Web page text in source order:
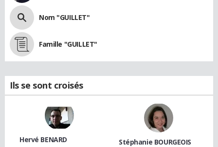
Nom "GUILLET"
Famille "GUILLET"
Ils se sont croisés
Hervé BENARD Stéphanie BOURGEOIS